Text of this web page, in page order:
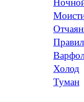
Холод
Туман